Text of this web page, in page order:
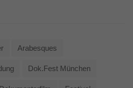
Arabesques
Dok.fest München